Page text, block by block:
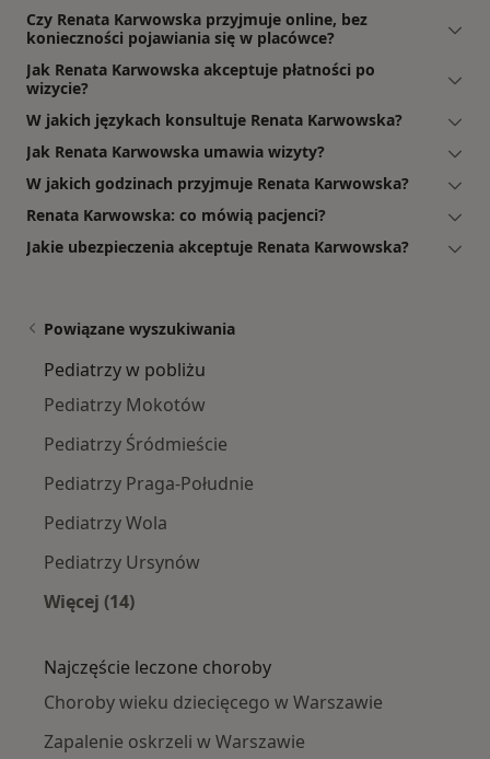
Czy Renata Karwowska przyjmuje online, bez
konieczności pojawiania się w placówce?
Jak Renata Karwowska akceptuje płatności po
wizycie?
W jakich językach konsultuje Renata Karwowska?
Jak Renata Karwowska umawia wizyty?
W jakich godzinach przyjmuje Renata Karwowska?
Renata Karwowska: co mówią pacjenci?
Jakie ubezpieczenia akceptuje Renata Karwowska?
Powiązane wyszukiwania
Pediatrzy w pobliżu
Pediatrzy Mokotów
Pediatrzy Śródmieście
Pediatrzy Praga-Południe
Pediatrzy Wola
Pediatrzy Ursynów
Więcej (14)
Najczęście leczone choroby
Choroby wieku dziecięcego w Warszawie
Zapalenie oskrzeli w Warszawie